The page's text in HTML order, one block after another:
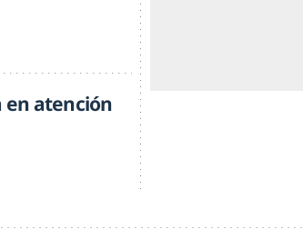
en atención